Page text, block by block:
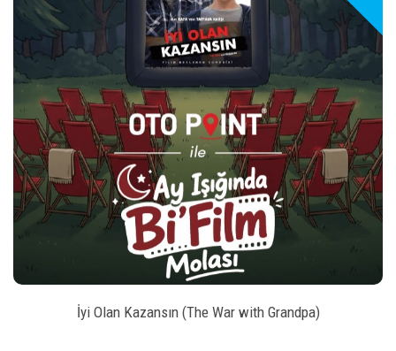
play_arrow
style BILET SATIN AL
İyi Olan Kazansın (The War with Grandpa)